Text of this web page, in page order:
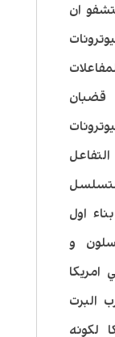
ان
اول
و
البرت
لكونه